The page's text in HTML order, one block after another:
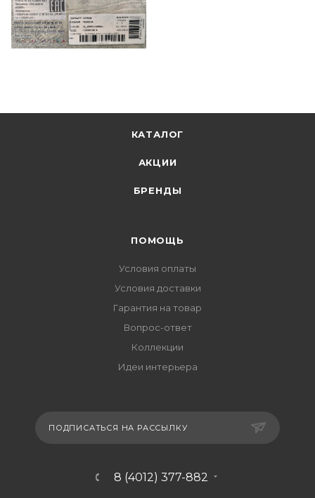
КАТАЛОГ
АКЦИИ
БРЕНДЫ
ПОМОЩЬ
Условия оплаты
Условия доставки
Гарантия на товар
Вопрос-ответ
Коллекции
Идеи интерьера
ПОДПИСАТЬСЯ НА РАССЫЛКУ
8 (4012) 377-882